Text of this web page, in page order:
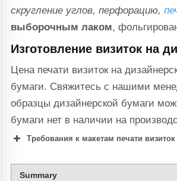
скругление углов, перфорацию,
выборочным лаком,
Изготовление визиток на
Цена печати визиток на
бумаги. Свяжитесь с нашими
образцы дизайнерской бумаги
бумаги нет в наличии на
Требования к макетам печати визиток
Summary